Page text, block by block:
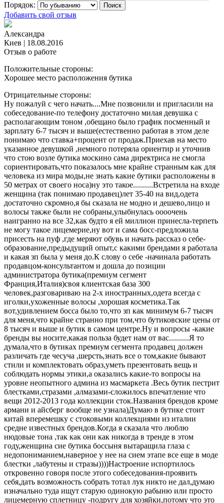
Порядок:
Добавить свой отзыв
Александра
Киев | 18.08.2016
Отзыв о работе
Положительные стороны:
Хорошее место расположения бутика
Отрицательные стороны:
Ну пожалуй с чего начать....Мне позвонили и пригласили на
собеседование-по телефону достаточно милая девушка с
располагающим тоном ,обещано было график посменный и
зарплату 6-7 тысяч и выше(естественно работая в этом деле
понимаю что ставка+процент от продаж.Приехав на место
указанное девушкой ,немного потеряла ориентир и уточнив
что стою возле бутика москино сама директриса не смогла
сориентировать,что показалось мне крайне странным как для
человека из мира моды,не знать какие бутики расположены в
50 метрах от своего носа)ну это такое..........Встретила на входе
женщина (так понимаю продавец)лет 35-40 на вид,одета
достаточно скромно,я бы сказала не модно и дешево,лицо и
волосы также были не собраны,улыбнулась оооочень
наигранно на все 32,как будто я ей миллион принесла-терпеть
не могу такое лицемерие,ну вот и сама босс-предложила
присесть на пуф ,где меряют обувь и начать рассказ о себе-
образование,предыдущий опыт,с какими брендами я работала
и какая зп была у меня до.К слову о себе -начинала работать
продавцом-консультантом и дошла до позиции
администратора бутика(премиум сегмент
Франция,Италия)своя клиентская база 300
человек,разговариваю на 2-х иностранных,одета всегда с
иголки,ухоженные волосы ,хорошая косметика.Так
вот,удивлением босса было то,что зп как минимум 6-7 тысяч
для меня,что крайне странно при том,что бутиковские цены от
8 тысяч и выше и бутик в самом центре.Ну и вопросы -какие
бренды вы носите,какая польза будет нам от вас..........Я то
думала,что в бутиках премиум сегмента продавец должен
различать где чесуча ,шерсть,знать все о том,какие бывают
стили и комплектовать образ,уметь презентовать вещь и
соблюдать нормы этики,а оказались какие-то вопросы на
уровне неопытного админа из масмаркета .Весь бутик пестрит
блестками,стразами ,алмазами-сложилось впечатление что
вещи 2012-2013 года коллекции сток.Названия брендов кроме
армани и айсберг вообще не узнала)Думаю в бутике стоит
китай вперемешку с стоковыми коллекциями из италии
средне известных брендов.Когда я сказала что люблю
нюдовые тона ,так как они как никогда в тренде в этом
году,женщина сие бутика боссыня вытаращила глаза с
недопониманием,наверное у нее на сием этапе все еще в моде
блестки ,лабутены и стразы))))Настроение испортилось
откровенно говоря после этого собеседования-проявить
себя,дать возможность собрать тотал лук никто не дал,думаю
изначально туда ищут старую одинокую рабыню или просто
лицемерную сплетницу -подругу для хозяйки,потому что это